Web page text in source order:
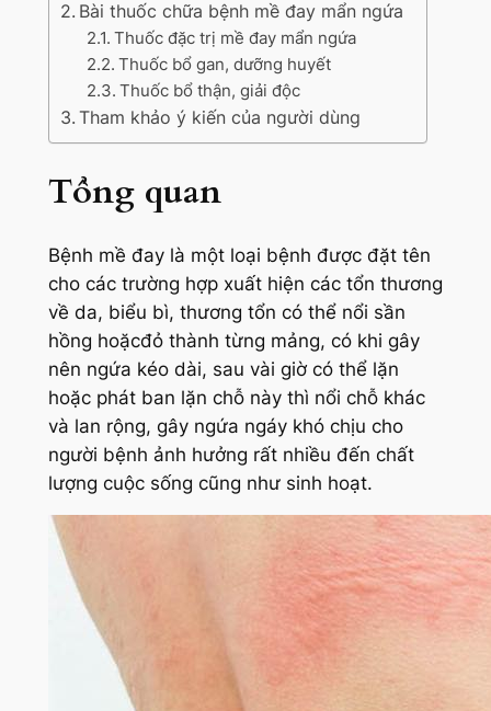
Bài thuốc chữa bệnh mề đay mẩn ngứa
Thuốc đặc trị mề đay mẩn ngứa
Thuốc bổ gan, dưỡng huyết
Thuốc bổ thận, giải độc
Tham khảo ý kiến của người dùng
Tổng quan
Bệnh mề đay là một loại bệnh được đặt tên
cho các trường hợp xuất hiện các tổn thương
về da, biểu bì, thương tổn có thể nổi sần
hồng hoặcđỏ thành từng mảng, có khi gây
nên ngứa kéo dài, sau vài giờ có thể lặn
hoặc phát ban lặn chỗ này thì nổi chỗ khác
và lan rộng, gây ngứa ngáy khó chịu cho
người bệnh ảnh hưởng rất nhiều đến chất
lượng cuộc sống cũng như sinh hoạt.